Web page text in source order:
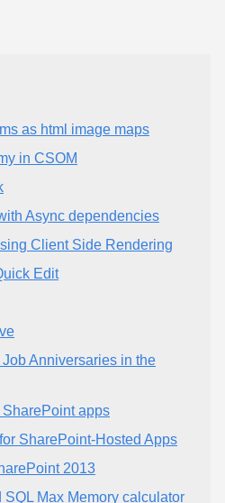
as html image maps
in CSOM
Async dependencies
Client Side Rendering
Edit
Anniversaries in the
apps
SharePoint-Hosted Apps
2013
Max Memory calculator